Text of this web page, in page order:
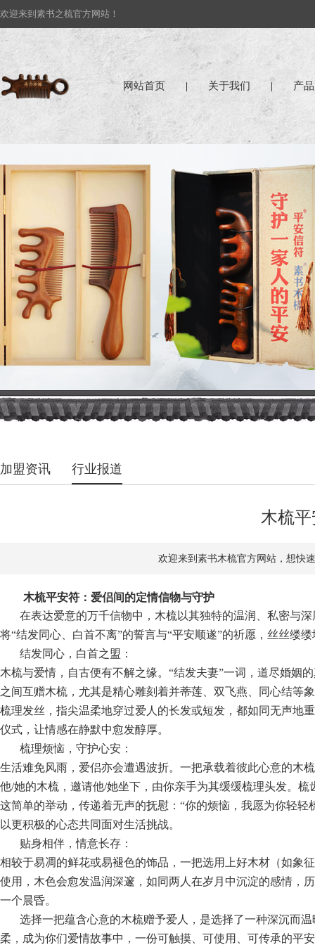
欢迎来到素书之梳官方网站！
网站首页 | 关于我们 | 产
加盟资讯 行业报道
木梳
欢迎来到素书木梳官方网站，想快
木梳平安符：爱侣间的定情信物与守护
在表达爱意的万千信物中，木梳以其独特的温润、私密与
将“结发同心、白首不离”的誓言与“平安顺遂”的祈愿，丝丝缕
结发同心，白首之盟：
木梳与爱情，自古便有不解之缘。“结发夫妻”一词，道尽婚姻
之间互赠木梳，尤其是精心雕刻着并蒂莲、双飞燕、同心结
梳理发丝，指尖温柔地穿过爱人的长发或短发，都如同无声地
仪式，让情感在静默中愈发醇厚。
梳理烦恼，守护心安：
生活难免风雨，爱侣亦会遭遇波折。一把承载着彼此心意的木
他/她的木梳，邀请他/她坐下，由你亲手为其缓缓梳理头发。
这简单的举动，传递着无声的抚慰：“你的烦恼，我愿为你轻
以更积极的心态共同面对生活挑战。
贴身相伴，情意长存：
相较于易凋的鲜花或易褪色的饰品，一把选用上好木材（如象
使用，木色会愈发温润深邃，如同两人在岁月中沉淀的感情，
一个晨昏。
选择一把蕴含心意的木梳赠予爱人，是选择了一种深沉而
柔，成为你们爱情故事中，一份可触摸、可使用、可传承的平